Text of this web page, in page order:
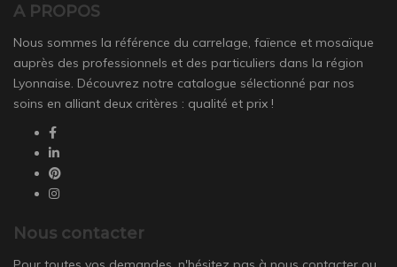
A PROPOS
Nous sommes la référence du carrelage, faïence et mosaïque
auprès des professionnels et des particuliers dans la région
Lyonnaise. Découvrez notre catalogue sélectionné par nos
soins en alliant deux critères : qualité et prix !
Nous contacter